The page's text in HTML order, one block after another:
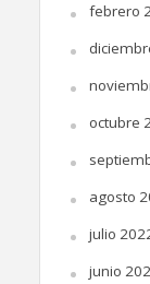
febrero
octubre
agosto
julio
junio